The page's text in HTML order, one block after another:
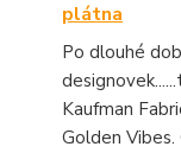
plátna
Po dlouhé
Kaufman
Golden